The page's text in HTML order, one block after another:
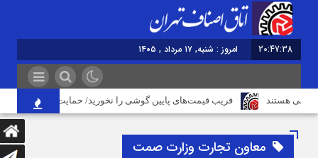
20:47:38 امروز : شنبه, ۱۷ مرداد , ۱۴۰۵
ملی هستند فریب قیمت‌های پایین گوشی را نخورید/ حمایت بیشتر از حقوق
معاون تجارت وزارت صمت